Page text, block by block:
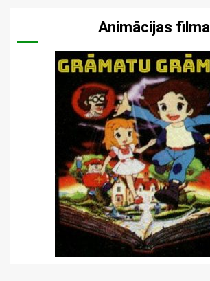
Animācijas filma